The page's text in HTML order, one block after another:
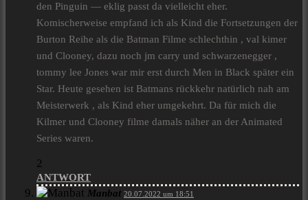
den Pinguin — eklig passt da vielleicht eher.
Komischerweise empfand ich als Kind die Fortsetzungen der
Burton Reihe als die Batman Filme schlechthin , val kimer
und Clooney, dazu noch jm carry und schwarzenegger ,
tommy lee Jones war mir erst durch Men in Black später ein
Star. Heute gesehen ist Batmans rückkehr natürlich nah am
Meisterwerk , als Kind eher umgekehrt. Da für mich die
Kilmer und Clooney filme damals näher an der Animated
Series waren.
2
ANTWORT
Manbat 20.07.2022 um 18:51